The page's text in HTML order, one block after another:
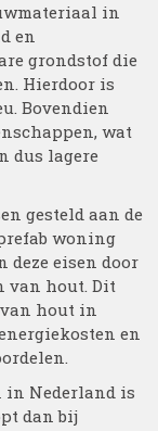
in
en
grondstof die
Hierdoor is
Bovendien
wat
dus lagere
gesteld aan de
woning
eisen door
van hout. Dit
van hout in
en
in Nederland is
dan bij